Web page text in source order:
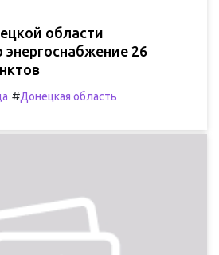
области
энергоснабжение 26
#Донецкая область